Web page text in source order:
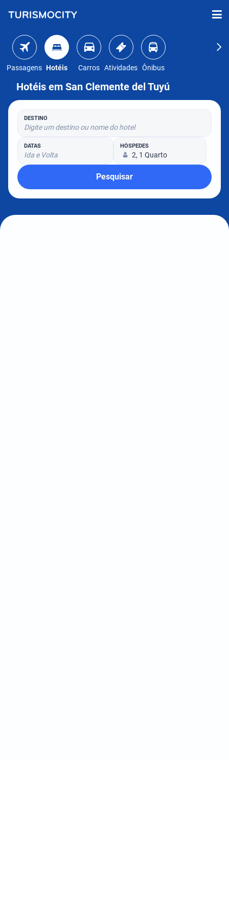
Passagens Hotéis Carros Atividades Ônibus
Hotéis em San Clemente del Tuyú
DESTINO
Digite um destino ou nome do hotel
DATAS
Ida e Volta
HÓSPEDES
2, 1 Quarto
Pesquisar